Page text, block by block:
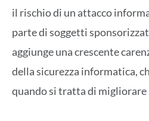
il rischio di un attacco
parte di soggetti
aggiunge una crescente
della sicurezza informatica,
quando si tratta di migliorare